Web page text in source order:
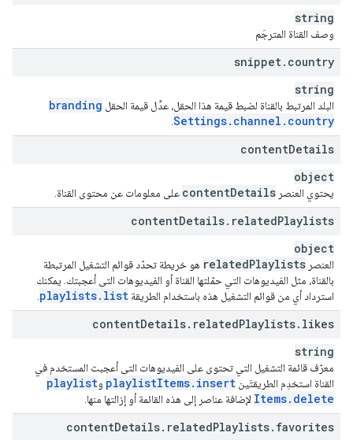
string
وصف القناة المترجَم
snippet. country
string
البلد المرتبط بالقناة لضبط قيمة هذا الحقل، عدِّل قيمة الحقل branding
Settings. channel . country
contentDetails
object
يحتوي العنصر contentDetails على معلومات عن محتوى القناة.
contentDetails. relatedPlaylists
object
العنصر relatedPlaylists
هو خريطة تحدّد قوائم التشغيل المرتبطة
بالقناة، مثل الفيديوهات التي حمّلتها القناة أو الفيديوهات التي أعجبتك. يمكنك
استرداد أي من قوائم التشغيل هذه باستخدام الطريقة
playlists. list
contentDetails. relatedPlaylists. likes
string
معرّف قائمة التشغيل التي تحتوي على الفيديوهات التي أعجبت المستخدم في
القناة استخدِم الطريقتَين
playlistItems. insert وplaylist
Items. delete لإضافة عناصر إلى هذه القائمة أو إزالتها منها.
contentDetails. relatedPlaylists. favorites